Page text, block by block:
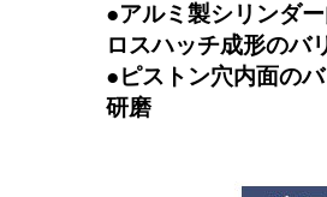
●アルミ製シリンダ
ロスハッチ成形のバ
●ピストン穴内面のバ
研磨